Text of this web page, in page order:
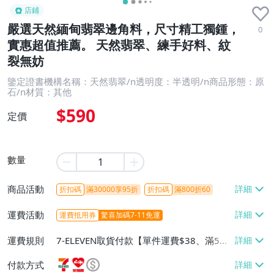
店鋪
嚴選天然緬甸翡翠邊角料，尺寸精工獨鍾，
實惠超值推薦。 天然翡翠、練手好料、紋
裂無妨
0
鑒定證書機構名稱：天然翡翠/n透明度：半透明/n商品形態：原
石/n材質：其他
定價 $590
數量
商品活動 折扣碼 滿30000享95折 折扣碼 滿800折60
運費活動 運費抵用券 驚喜加碼7-11免運
運費規則
7-ELEVEN取貨付款【單件運費$38、滿5件
或消費滿$1298免運費】、7-ELEVEN取貨
不付款【免運費】、萊爾富取貨付款【單件
付款方式